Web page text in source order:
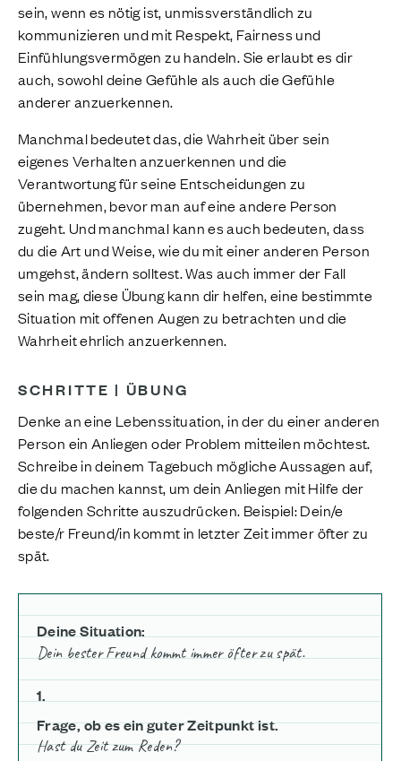
sein, wenn es nötig ist, unmissverständlich zu
kommunizieren und mit Respekt, Fairness und
Einfühlungsvermögen zu handeln. Sie erlaubt es dir
auch, sowohl deine Gefühle als auch die Gefühle
anderer anzuerkennen.
Manchmal bedeutet das, die Wahrheit über sein
eigenes Verhalten anzuerkennen und die
Verantwortung für seine Entscheidungen zu
übernehmen, bevor man auf eine andere Person
zugeht. Und manchmal kann es auch bedeuten, dass
du die Art und Weise, wie du mit einer anderen Person
umgehst, ändern solltest. Was auch immer der Fall
sein mag, diese Übung kann dir helfen, eine bestimmte
Situation mit offenen Augen zu betrachten und die
Wahrheit ehrlich anzuerkennen.
SCHRITTE | ÜBUNG
Denke an eine Lebenssituation, in der du einer anderen
Person ein Anliegen oder Problem mitteilen möchtest.
Schreibe in deinem Tagebuch mögliche Aussagen auf,
die du machen kannst, um dein Anliegen mit Hilfe der
folgenden Schritte auszudrücken. Beispiel: Dein/e
beste/r Freund/in kommt in letzter Zeit immer öfter zu
spät.
Deine Situation:
Dein bester Freund kommt immer öfter zu spät.
1.
Frage, ob es ein guter Zeitpunkt ist.
Hast du Zeit zum Reden?